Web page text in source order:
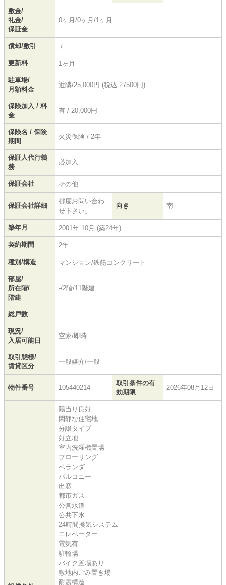
敷金/
礼金/
保証金
0ヶ月/0ヶ月/1ヶ月
償却/敷引 -/-
更新料 1ヶ月
駐車場/
月額料金
近隣/25,000円 (税込 27500円)
保険加入 / 料
金
有 / 20,000円
保険名 / 保険
期間
火災保険 / 2年
保証人代行義
務
必加入
保証会社 その他
保証会社詳細
都度お問い合わ
せ下さい。
向き 南
築年月 2001年 10月 (築24年)
契約期間 2年
種別/構造 マンション/鉄筋コンクリート
部屋/
所在階/
階建
-/2階/11階建
総戸数 -
現況/
入居可能日
空家/即時
取引態様/
賃貸区分
一般媒介/一般
物件番号 105440214
取引条件の有
効期限
2026年08月12日
陽当り良好
閑静な住宅地
分譲タイプ
好立地
室内洗濯機置場
フローリング
ベランダ
バルコニー
出窓
都市ガス
公営水道
公共下水
24時間換気システム
エレベーター
電気有
駐輪場
バイク置場あり
敷地内ごみ置き場
耐震構造